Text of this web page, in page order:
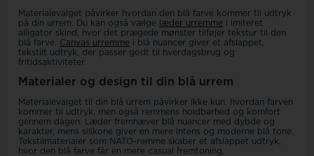
Materialevalget påvirker hvordan den blå farve kommer til udtryk
på din urrem. Du kan også vælge
læder urremme i imiteret
alligator skind, hvor det prægede mønster tilføjer tekstur til den
blå farve. Canvas urremme i blå nuancer giver et afslappet,
tekstilt udtryk, der passer godt til hverdagsbrug og
fritidsaktiviteter.
Materialer og design til din blå urrem
Materialevalget til din blå urrem påvirker ikke kun, hvordan farven
kommer til udtryk, men også remmens holdbarhed og komfort
gennem dagen. Læder fremhæver blå nuancer med dybde og
karakter, mens silikone giver en mere intens og moderne blå tone.
Tekstilmaterialer som NATO-remme skaber et afslappet udtryk,
hvor den blå farve får en mere casual fremtoning.